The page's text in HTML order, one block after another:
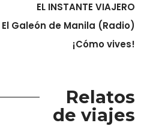
EL INSTANTE VIAJERO
El Galeón de Manila (Radio)
¡Cómo vives!
Relatos
de viajes